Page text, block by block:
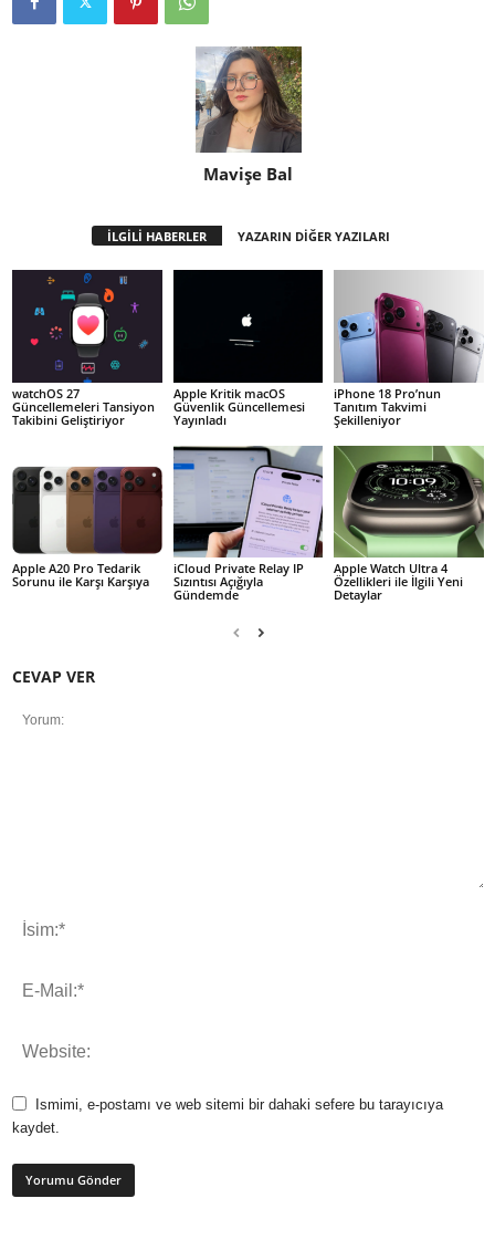
Mavişe Bal
İLGİLİ HABERLER YAZARIN DİĞER YAZILARI
watchOS 27
Güncellemeleri Tansiyon
Takibini Geliştiriyor
Apple Kritik macOS
Güvenlik Güncellemesi
Yayınladı
iPhone 18 Pro’nun
Tanıtım Takvimi
Şekilleniyor
Apple A20 Pro Tedarik
Sorunu ile Karşı Karşıya
iCloud Private Relay IP
Sızıntısı Açığıyla
Gündemde
Apple Watch Ultra 4
Özellikleri ile İlgili Yeni
Detaylar
CEVAP VER
Ismimi, e-postamı ve web sitemi bir dahaki sefere bu tarayıcıya
kaydet.